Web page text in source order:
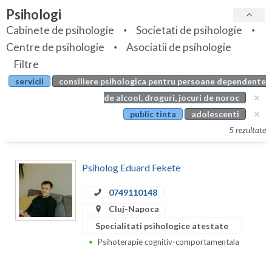
Bihor
Bistrita-Nasaud
Botosani
Bucuresti
Buzau
Calarasi
Caras-Severin
Specialitati
Servicii
Articole
Evenimente
Psihologi
Cabinete de psihologie
Societati de psihologie
Centre de psihologie
Asociatii de psihologie
Filtre
servicii
consiliere psihologica pentru persoane dependente
de alcool, droguri, jocuri de noroc
public tinta
adolescenti
5 rezultate
Psiholog Eduard Fekete
0749110148
Cluj-Napoca
Specialitati psihologice atestate
Psihoterapie cognitiv-comportamentala